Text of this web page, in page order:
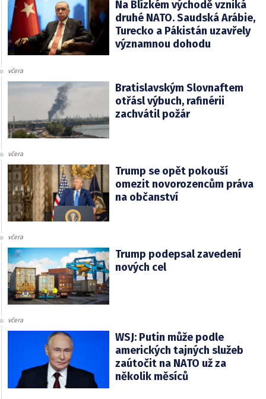
Na Blízkém východě vzniká
druhé NATO. Saudská Arábie,
Turecko a Pákistán uzavřely
významnou dohodu
včera
Bratislavským Slovnaftem
otřásl výbuch, rafinérii
zachvátil požár
včera
Trump se opět pokouší
omezit novorozencům práva
na občanství
včera
Trump podepsal zavedení
nových cel
včera
WSJ: Putin může podle
amerických tajných služeb
zaútočit na NATO už za
několik měsíců